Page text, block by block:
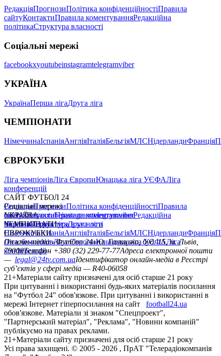
РедакціяПрогнозиПолітика конфіденційностіПравила
сайтуКонтактиПравила коментуванняРедакційна
політикаСтруктура власності
Соціальні мережі
facebookxyoutubeinstagramtelegramviber
УКРАЇНА
УкраїнаПерша лігаДруга ліга
ЧЕМПІОНАТИ
НімеччинаІспаніяАнгліяІталіяБельгіяМЛСНідерландиФранція
ЄВРОКУБКИ
Ліга чемпіонівЛіга ЄвропиЮнацька ліга УЄФАЛіга
конференцій
САЙТ ФУТБОЛ 24
РедакціяПрогнозиПолітика конфіденційностіПравила
сайтуКонтактиПравила коментуванняРедакційна
політикаСтруктура власності
Соціальні мережі
facebookxyoutubeinstagramtelegramviber
УКРАЇНА
УкраїнаПерша лігаДруга ліга
ЧЕМПІОНАТИ
НімеччинаІспаніяАнгліяІталіяБельгіяМЛСНідерландиФранція
ЄВРОКУБКИ
Ліга чемпіонівЛіга ЄвропиЮнацька ліга УЄФАЛіга
конференцій
Онлайн-медіа «Футбол 24»пл. Галицька, буд. 15, м. Львів,
79008Телефон +380 (32) 229-77-77Адреса електронної пошти
— legal@24tv.com.uaІдентифікатор онлайн-медіа в Реєстрі
суб’єктів у сфері медіа — R40-06058
21+Матеріали сайту призначені для осіб старше 21 року
При цитуванні і використанні будь-яких матеріалів посилання
на "Футбол 24" обов'язкове. При цитуванні і використанні в
мережі Інтернет гіперпосилання на сайт
football24.ua
обов'язкове. Матеріали зі знаком "Спецпроект",
"Партнерський матеріал", "Реклама", "Новини компаній"
публікуємо на правах реклами.
21+Матеріали сайту призначені для осіб старше 21 року
Усi права захищенi. © 2005 - 2026 , ПрАТ "Телерадіокомпанія